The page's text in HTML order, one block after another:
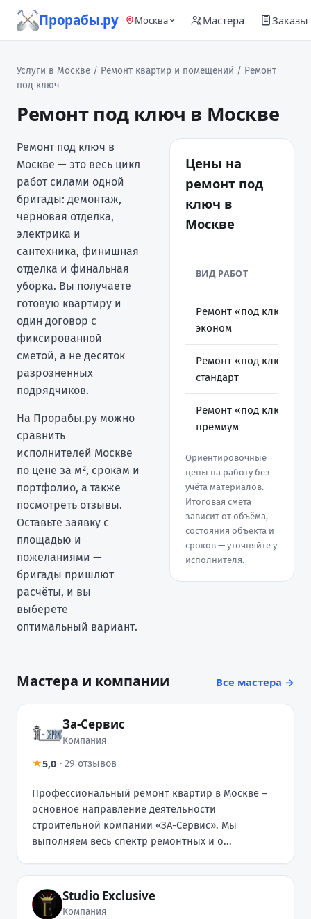
Прорабы.ру Москва Мастера Заказы
Услуги в Москве / Ремонт квартир и помещений / Ремонт
под ключ
Ремонт под ключ в Москве
Ремонт под ключ в
Москве — это весь цикл
работ силами одной
бригады: демонтаж,
черновая отделка,
электрика и
сантехника, финишная
отделка и финальная
уборка. Вы получаете
готовую квартиру и
один договор с
фиксированной
сметой, а не десяток
разрозненных
подрядчиков.
На Прорабы.ру можно
сравнить
исполнителей Москве
по цене за м², срокам и
портфолио, а также
посмотреть отзывы.
Оставьте заявку с
площадью и
пожеланиями —
бригады пришлют
расчёты, и вы
выберете
оптимальный вариант.
Цены на
ремонт под
ключ в
Москве
ВИД РАБОТ
Ремонт «под ключ»,
эконом
Ремонт «под ключ»,
стандарт
Ремонт «под ключ»,
премиум
Ориентировочные
цены на работу без
учёта материалов.
Итоговая смета
зависит от объёма,
состояния объекта и
сроков — уточняйте у
исполнителя.
Мастера и компании Все мастера →
За-Сервис
Компания
★5,0 · 29 отзывов
Профессиональный ремонт квартир в Москве –
основное направление деятельности
строительной компании «ЗА-Сервис». Мы
выполняем весь спектр ремонтных и о...
Studio Exclusive
Компания